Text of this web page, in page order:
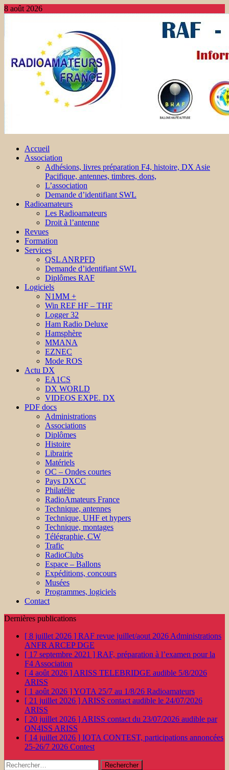
8 août 2026
Accueil
Association
Adhésions, livres préparation F4, histoire, DX Asie
Pacifique, antennes, timbres, dons,
L’association
Demande d’identifiant SWL
Radioamateurs
Les Radioamateurs
Droit à l’antenne
Revues
Formation
Services
QSL ANRPFD
Demande d’identifiant SWL
Diplômes RAF
Logiciels
N1MM +
Win REF HF – THF
Logger 32
Ham Radio Deluxe
Hamsphère
MMANA
EZNEC
Mode ROS
Actu DX
EA1CS
DX WORLD
VIDEOS EXPE. DX
PDF docs
Administrations
Associations
Diplômes
Histoire
Librairie
Matériels
OC – Ondes courtes
Pays DXCC
Philatélie
RadioAmateurs France
Technique, antennes
Technique, UHF et hypers
Technique, montages
Télégraphie, CW
Trafic
RadioClubs
Espace – Ballons
Expéditions, concours
Musées
Programmes, logiciels
Contact
Dernières publications
[ 8 juillet 2026 ] RAF revue juillet/aout 2026 Administrations
ANFR ARCEP DGE
[ 17 septembre 2021 ] RAF, préparation à l’examen pour la
F4 Association
[ 4 août 2026 ] ARISS TELEBRIDGE audible 5/8/2026
ARISS
[ 1 août 2026 ]YOTA 25/7 au 1/8/26 Radioamateurs
[ 21 juillet 2026 ] ARISS contact audible le 24/07/2026
ARISS
[ 20 juillet 2026 ] ARISS contact du 23/07/2026 audible par
ON4ISS ARISS
[ 14 juillet 2026 ] IOTA CONTEST, participations annoncées
25-26/7 2026 Contest
Rechercher :